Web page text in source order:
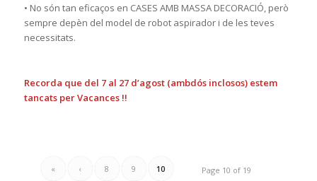
• No són tan eficaços en CASES AMB MASSA DECORACIÓ, però
sempre depèn del model de robot aspirador i de les teves
necessitats.
Recorda que del 7 al 27 d’agost (ambdós inclosos) estem
tancats per Vacances !!
Page 10 of 19
« ‹ 8 9 10